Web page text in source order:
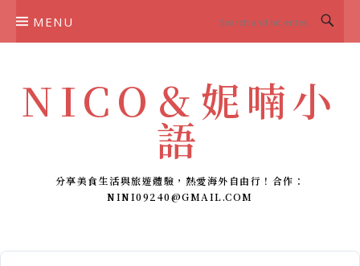
MENU
NICO＆妮喃小
語
分享美食生活與旅遊體驗，熱愛海外自由行！合作：
NINI09240@GMAIL.COM